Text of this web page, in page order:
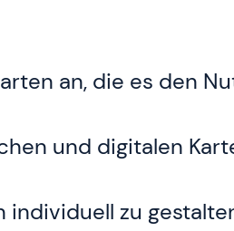
an, die es den
und digitalen
zu